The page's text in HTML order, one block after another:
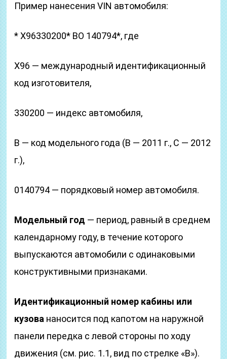
Пример нанесения VIN автомобиля:
* Х96330200* ВО 140794*, где
Х96 — международный идентификационный
код изготовителя,
330200 — индекс автомобиля,
В — код модельного года (В — 2011 г., С — 2012
г.),
0140794 — порядковый номер автомобиля.
Модельный год — период, равный в среднем
календарному году, в течение которого
выпускаются автомобили с одинаковыми
конструктивными признаками.
Идентификационный номер кабины или
кузова наносится под капотом на наружной
панели передка с левой стороны по ходу
движения (см. рис. 1.1, вид по стрелке «В»).